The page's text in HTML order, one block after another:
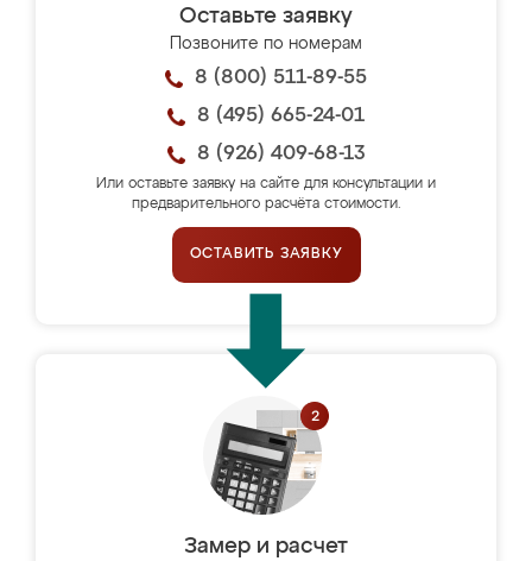
Оставьте заявку
Позвоните по номерам
8 (800) 511-89-55
8 (495) 665-24-01
8 (926) 409-68-13
Или оставьте заявку на сайте для консультации и
предварительного расчёта стоимости.
ОСТАВИТЬ ЗАЯВКУ
Замер и расчет